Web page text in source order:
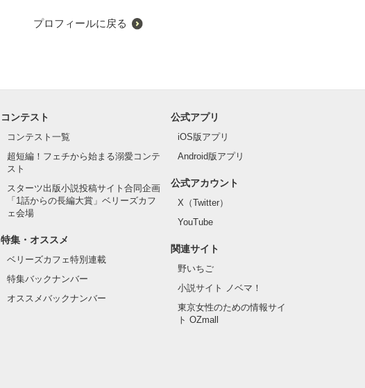
プロフィールに戻る
コンテスト
コンテスト一覧
超短編！フェチから始まる溺愛コンテ
スト
スターツ出版小説投稿サイト合同企画
「1話からの長編大賞」ベリーズカフ
ェ会場
特集・オススメ
ベリーズカフェ特別連載
特集バックナンバー
オススメバックナンバー
公式アプリ
iOS版アプリ
Android版アプリ
公式アカウント
X（Twitter）
YouTube
関連サイト
野いちご
小説サイト ノベマ！
東京女性のための情報サイ
ト OZmall